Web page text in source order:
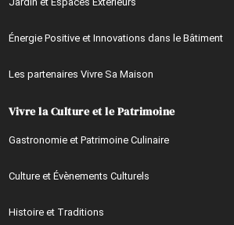
Énergie Positive et Innovations dans le Bâtiment
Les partenaires Vivre Sa Maison
Vivre la Culture et le Patrimoine
Gastronomie et Patrimoine Culinaire
Culture et Évènements Culturels
Histoire et Traditions